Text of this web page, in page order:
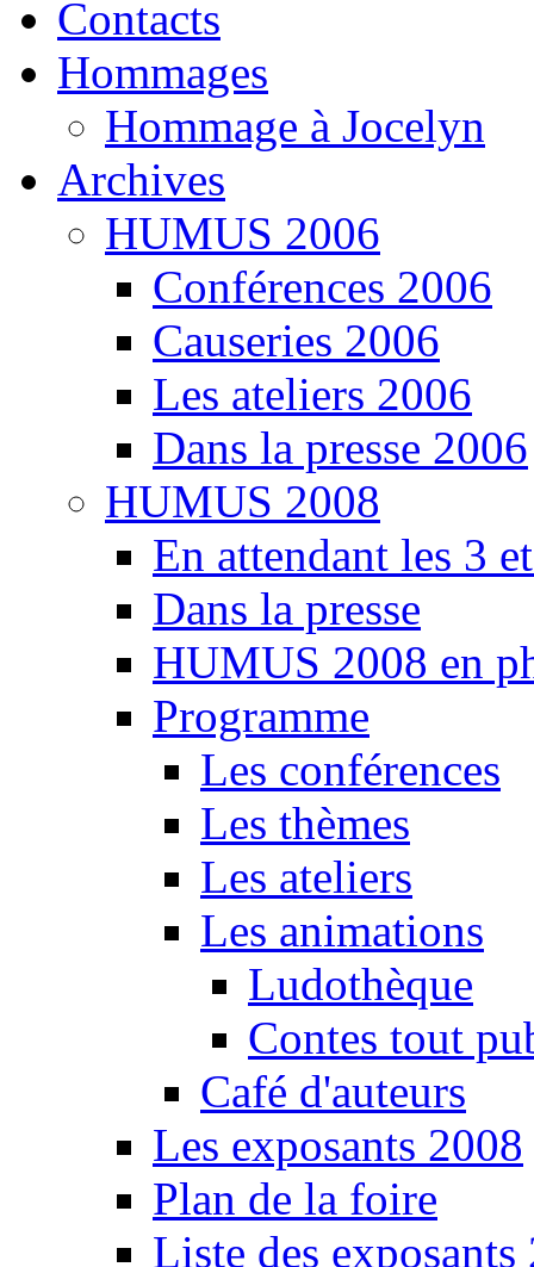
Contacts
Hommages
Hommage à Jocelyn
Archives
HUMUS 2006
Conférences 2006
Causeries 2006
Les ateliers 2006
Dans la presse 2006
HUMUS 2008
En attendant les 3
Dans la presse
HUMUS 2008 en
Programme
Les conférences
Les thèmes
Les ateliers
Les animations
Ludothèque
Contes tout
Café d'auteurs
Les exposants 2008
Plan de la foire
Liste des exposants